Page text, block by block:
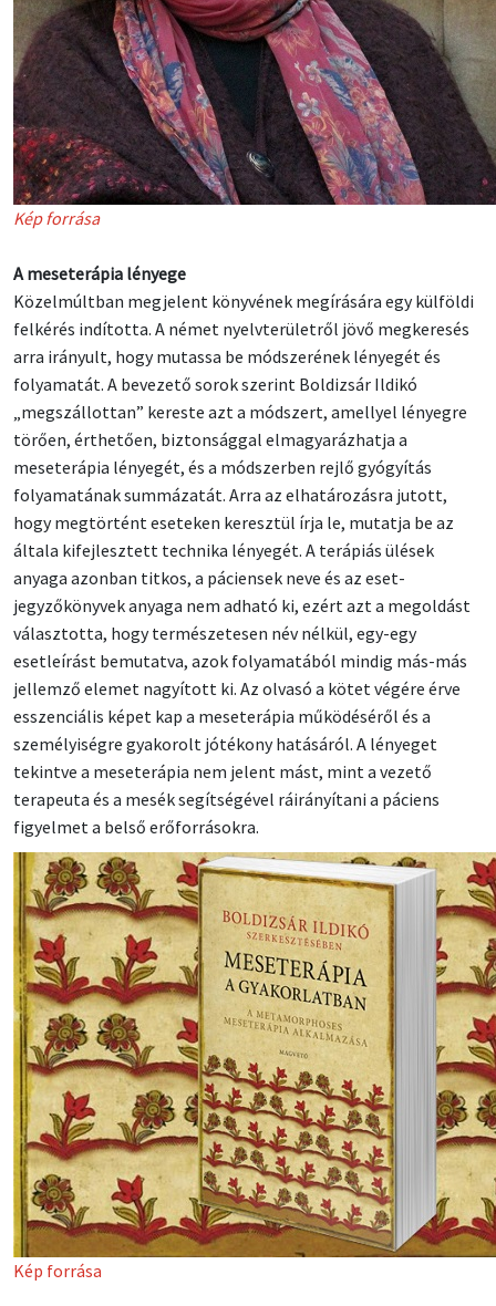
Kép forrása
A meseterápia lényege
Közelmúltban megjelent könyvének megírására egy külföldi
felkérés indította. A német nyelvterületről jövő megkeresés
arra irányult, hogy mutassa be módszerének lényegét és
folyamatát. A bevezető sorok szerint Boldizsár Ildikó
„megszállottan” kereste azt a módszert, amellyel lényegre
törően, érthetően, biztonsággal elmagyarázhatja a
meseterápia lényegét, és a módszerben rejlő gyógyítás
folyamatának summázatát. Arra az elhatározásra jutott,
hogy megtörtént eseteken keresztül írja le, mutatja be az
általa kifejlesztett technika lényegét. A terápiás ülések
anyaga azonban titkos, a páciensek neve és az eset-
jegyzőkönyvek anyaga nem adható ki, ezért azt a megoldást
választotta, hogy természetesen név nélkül, egy-egy
esetleírást bemutatva, azok folyamatából mindig más-más
jellemző elemet nagyított ki. Az olvasó a kötet végére érve
esszenciális képet kap a meseterápia működéséről és a
személyiségre gyakorolt jótékony hatásáról. A lényeget
tekintve a meseterápia nem jelent mást, mint a vezető
terapeuta és a mesék segítségével ráirányítani a páciens
figyelmet a belső erőforrásokra.
Kép forrása